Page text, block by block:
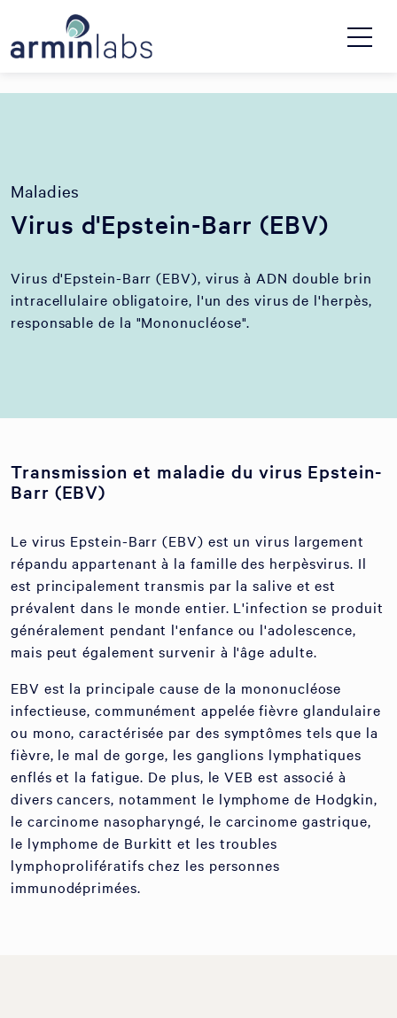
Maladies
Virus d'Epstein-Barr (EBV)
Virus d'Epstein-Barr (EBV), virus à ADN double brin
intracellulaire obligatoire, l'un des virus de l'herpès,
responsable de la "Mononucléose".
Transmission et maladie du virus Epstein-
Barr (EBV)
Le virus Epstein-Barr (EBV) est un virus largement
répandu appartenant à la famille des herpèsvirus. Il
est principalement transmis par la salive et est
prévalent dans le monde entier. L'infection se produit
généralement pendant l'enfance ou l'adolescence,
mais peut également survenir à l'âge adulte.
EBV est la principale cause de la mononucléose
infectieuse, communément appelée fièvre glandulaire
ou mono, caractérisée par des symptômes tels que la
fièvre, le mal de gorge, les ganglions lymphatiques
enflés et la fatigue. De plus, le VEB est associé à
divers cancers, notamment le lymphome de Hodgkin,
le carcinome nasopharyngé, le carcinome gastrique,
le lymphome de Burkitt et les troubles
lymphoprolifératifs chez les personnes
immunodéprimées.